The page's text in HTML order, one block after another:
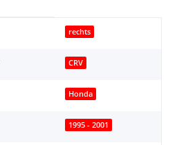
rechts
CRV
Honda
1995 - 2001